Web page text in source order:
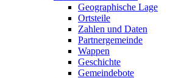
Geographische Lage
Ortsteile
Zahlen und Daten
Partnergemeinde
Wappen
Geschichte
Gemeindebote